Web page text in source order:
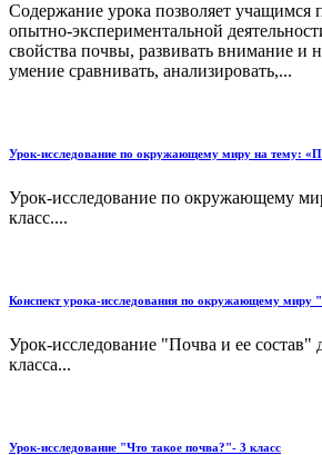
Содержание урока позволяет учащимся
опытно-экспериментальной
свойства почвы, развивать внимание и
умение сравнивать, анализировать,...
Урок-исследование по окружающему миру на тему:
Урок-исследование по окружающему
класс....
Конспект урока-исследования по окружающему миру
Урок-исследование "Почва и ее состав"
класса...
Урок-исследование "Что такое почва?"- 3 класс